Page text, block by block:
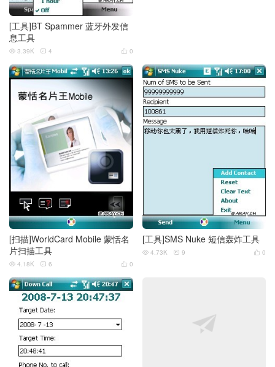
[工具]BT Spammer 蓝牙外发信
息工具
 0
 3.39K  4
[扫描]WorldCard Mobile 蒙恬名
片扫描工具
 0
 4.18K  6
[工具]SMS Nuke 短信轰炸工具
 0
 4.73K  9